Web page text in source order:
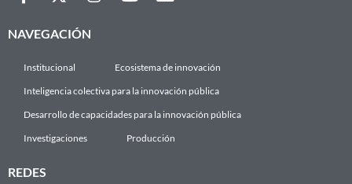
NAVEGACIÓN
Institucional
Ecosistema de innovación
Inteligencia colectiva para la innovación pública
Desarrollo de capacidades para la innovación pública
Investigaciones
Producción
REDES